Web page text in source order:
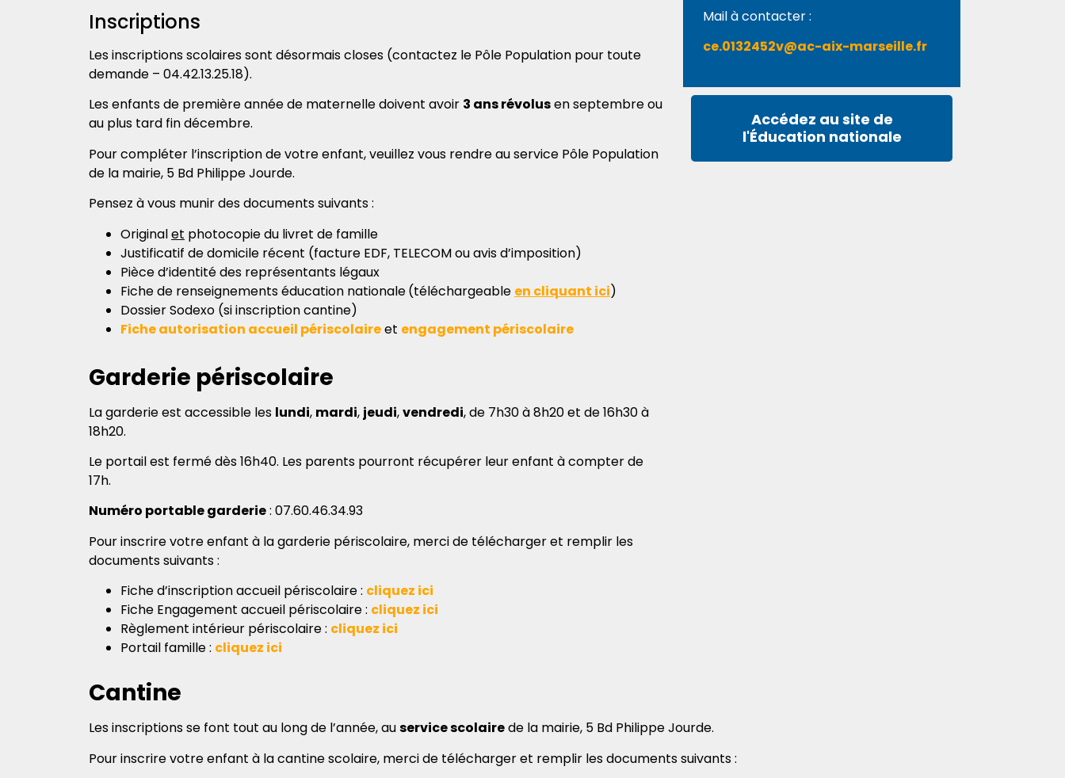
Inscriptions
Les inscriptions scolaires sont désormais closes (contactez le Pôle Population pour toute
demande – 04.42.13.25.18).
Les enfants de première année de maternelle doivent avoir 3 ans révolusen septembre ou
au plus tard fin décembre.
Pour compléter l’inscription de votre enfant, veuillez vous rendre au service Pôle Population
de la mairie, 5 Bd Philippe Jourde.
Pensez à vous munir des documents suivants :
Originalet photocopie du livret de famille
Justificatif de domicile récent (facture EDF, TELECOM ou avis d’imposition)
Pièce d’identité des représentants légaux
Fiche de renseignements éducation nationale(téléchargeable en cliquant ici)
Dossier Sodexo (si inscription cantine)
Fiche autorisation accueil périscolaireet engagement périscolaire
Garderie périscolaire
La garderie est accessible les lundi, mardi, jeudi,vendredi, de 7h30 à 8h20 et de 16h30 à
18h20.
Le portail est fermé dès 16h40. Les parents pourront récupérer leur enfant à compter de
17h.
Numéro portable garderie: 07.60.46.34.93
Pour inscrire votre enfant à la garderie périscolaire, merci de télécharger et remplir les
documents suivants :
Fiche d’inscription accueil périscolaire : cliquez ici
Fiche Engagement accueil périscolaire : cliquez ici
Règlement intérieur périscolaire : cliquez ici
Portail famille : cliquez ici
Mail à contacter :
ce.0132452v@ac-aix-marseille.fr
Accédez au site de
l'Éducation nationale
Cantine
Les inscriptions se font tout au long de l’année, auservice scolairede la mairie, 5 Bd Philippe Jourde.
Pour inscrire votre enfant à la cantine scolaire, merci de télécharger et remplir les documents suivants :